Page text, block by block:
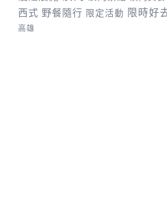
西式 野餐隨行 限定活動 限時好
高雄